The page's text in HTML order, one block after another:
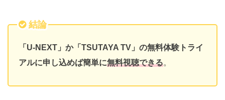
結論
「U-NEXT」か「TSUTAYA TV」の無料体験トライ
アルに申し込めば簡単に無料視聴できる。